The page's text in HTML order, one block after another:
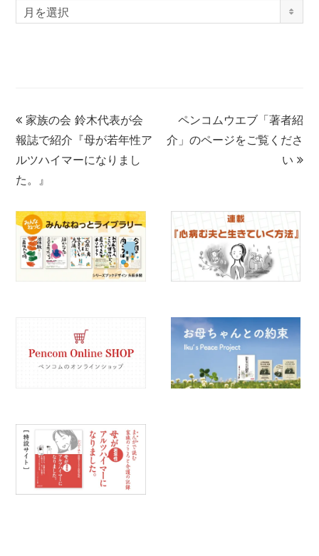
月を選択
家族の会 鈴木代表が会
報誌で紹介『母が若年性ア
ルツハイマーになりまし
た。』
ペンコムウエブ「著者紹
介」のページをご覧くださ
い